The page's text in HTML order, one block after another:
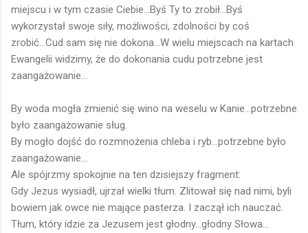
miejscu i w tym czasie Ciebie...Byś Ty to zrobił...Byś
wykorzystał swoje siły, możliwości, zdolności by coś
zrobić...Cud sam się nie dokona...W wielu miejscach na kartach
Ewangelii widzimy, że do dokonania cudu potrzebne jest
zaangażowanie...
By woda mogła zmienić się wino na weselu w Kanie...potrzebne
było zaangażowanie sług.
By mogło dojść do rozmnożenia chleba i ryb...potrzebne było
zaangażowanie...
Ale spójrzmy spokojnie na ten dzisiejszy fragment:
Gdy Jezus wysiadł, ujrzał wielki tłum. Zlitował się nad nimi, byli
bowiem jak owce nie mające pasterza. I zaczął ich nauczać.
Tłum, który idzie za Jezusem jest głodny...głodny Słowa...